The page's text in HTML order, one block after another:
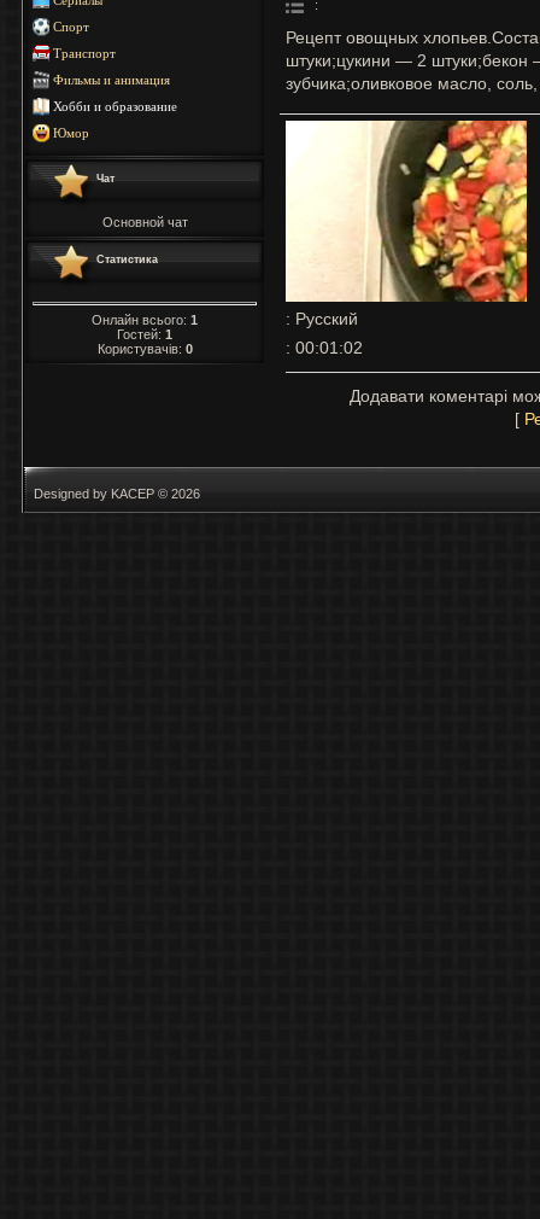
Спорт
Транспорт
Фильмы и анимация
Хобби и образование
Юмор
Чат
Основной чат
Статистика
Онлайн всього: 1
Гостей: 1
Користувачів: 0
:
Рецепт овощных
штуки;цукини — 2 штуки;бекон
зубчика;оливковое масло,
: Русский
: 00:01:02
Додавати коментарі
[
Designed by KACEP © 2026